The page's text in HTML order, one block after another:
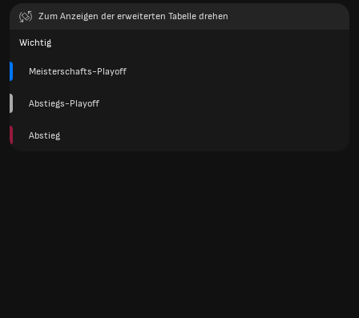
Zum Anzeigen der erweiterten Tabelle drehen
Wichtig
Meisterschafts-Playoff
Abstiegs-Playoff
Abstieg